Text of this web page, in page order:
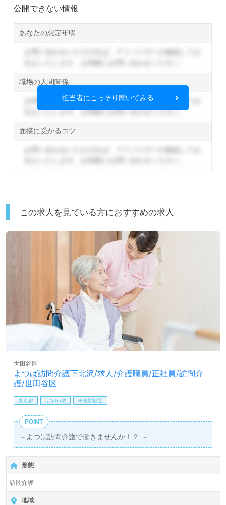
公開できない情報
あなたの想定年収
職場の人間関係
お問い合わせいただければ、アドバイザーが確認してお
伝えいたします。お気軽にお問い合わせください。
面接に受かるコツ
担当者にこっそり聞いてみる
この求人を見ている方におすすめの求人
よつば訪問介護下北沢/求人/介護職員/正社員/訪問介
護/世田谷区
世田谷区
東京都 定年65歳 未経験歓迎
POINT
～よつば訪問介護で働きませんか！？ ～
形態
訪問介護
地域